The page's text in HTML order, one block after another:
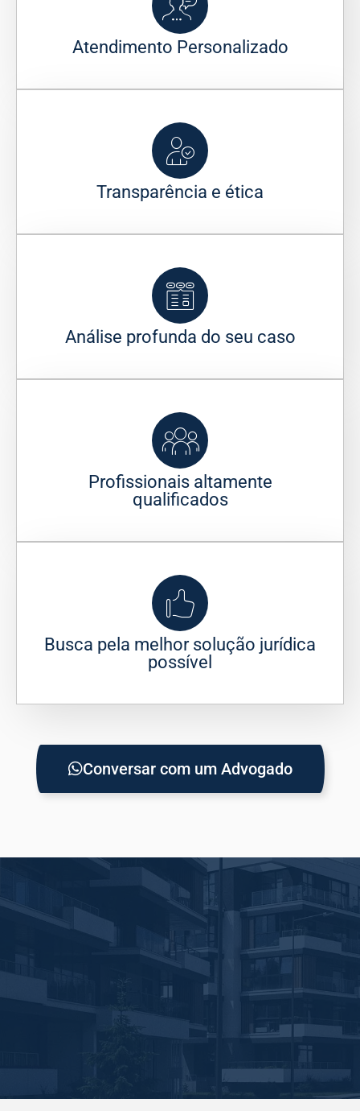
Atendimento Personalizado
Transparência e ética
Análise profunda do seu caso
Profissionais altamente
qualificados
Busca pela melhor solução jurídica
possível
Conversar com um Advogado